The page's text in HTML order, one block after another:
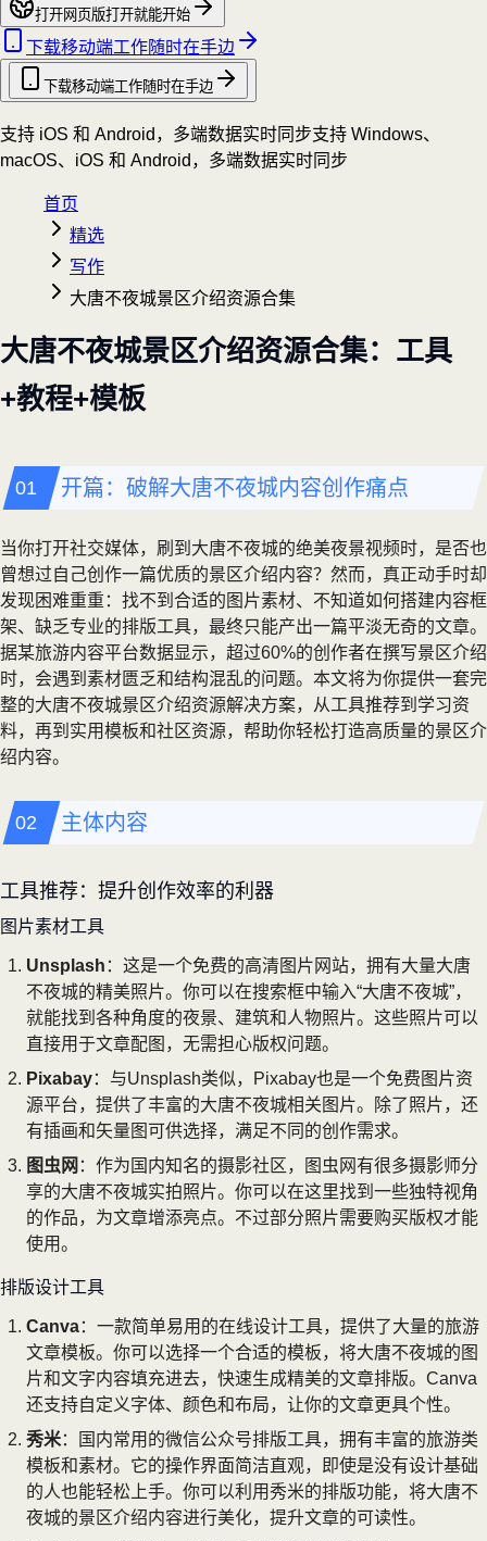
打开网页版打开就能开始
下载移动端工作随时在手边
下载移动端工作随时在手边
支持 iOS 和 Android，多端数据实时同步支持 Windows、
macOS、iOS 和 Android，多端数据实时同步
首页
精选
写作
大唐不夜城景区介绍资源合集
大唐不夜城景区介绍资源合集：工具
+教程+模板
开篇：破解大唐不夜城内容创作痛点
当你打开社交媒体，刷到大唐不夜城的绝美夜景视频时，是否也
曾想过自己创作一篇优质的景区介绍内容？然而，真正动手时却
发现困难重重：找不到合适的图片素材、不知道如何搭建内容框
架、缺乏专业的排版工具，最终只能产出一篇平淡无奇的文章。
据某旅游内容平台数据显示，超过60%的创作者在撰写景区介绍
时，会遇到素材匮乏和结构混乱的问题。本文将为你提供一套完
整的大唐不夜城景区介绍资源解决方案，从工具推荐到学习资
料，再到实用模板和社区资源，帮助你轻松打造高质量的景区介
绍内容。
主体内容
工具推荐：提升创作效率的利器
图片素材工具
Unsplash ：这是一个免费的高清图片网站，拥有大量大唐
不夜城的精美照片。你可以在搜索框中输入“大唐不夜城”，
就能找到各种角度的夜景、建筑和人物照片。这些照片可以
直接用于文章配图，无需担心版权问题。
Pixabay：与Unsplash类似，Pixabay也是一个免费图片资
源平台，提供了丰富的大唐不夜城相关图片。除了照片，还
有插画和矢量图可供选择，满足不同的创作需求。
图虫网 ：作为国内知名的摄影社区，图虫网有很多摄影师分
享的大唐不夜城实拍照片。你可以在这里找到一些独特视角
的作品，为文章增添亮点。不过部分照片需要购买版权才能
使用。
排版设计工具
Canva：一款简单易用的在线设计工具，提供了大量的旅游
文章模板。你可以选择一个合适的模板，将大唐不夜城的图
片和文字内容填充进去，快速生成精美的文章排版。Canva
还支持自定义字体、颜色和布局，让你的文章更具个性。
秀米：国内常用的微信公众号排版工具，拥有丰富的旅游类
模板和素材。它的操作界面简洁直观，即使是没有设计基础
的人也能轻松上手。你可以利用秀米的排版功能，将大唐不
夜城的景区介绍内容进行美化，提升文章的可读性。